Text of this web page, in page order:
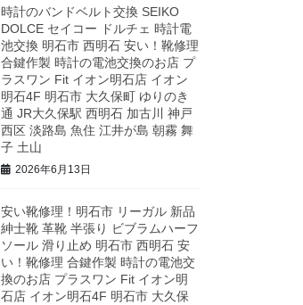
時計のバンドベルト交換 SEIKO
DOLCE セイコー ドルチェ 時計電
池交換 明石市 西明石 安い！靴修理
合鍵作製 時計の電池交換のお店 プ
ラスワン Fit イオン明石店 イオン
明石4F 明石市 大久保町 ゆりのき
通 JR大久保駅 西明石 加古川 神戸
西区 淡路島 魚住 江井が島 朝霧 舞
子 土山
2026年6月13日
安い靴修理！明石市 リーガル 新品
紳士靴 革靴 半張り ビブラムハーフ
ソール 滑り止め 明石市 西明石 安
い！靴修理 合鍵作製 時計の電池交
換のお店 プラスワン Fit イオン明
石店 イオン明石4F 明石市 大久保